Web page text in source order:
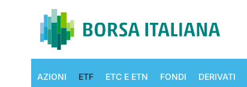
AZIONI ETF ETC E ETN FONDI DERIVATI